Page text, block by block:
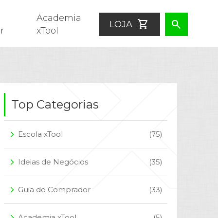
Academia
xTool
LOJA shopping_cart search
Top Categorias
arrow_forward_ios Escola xTool (75)
arrow_forward_ios Ideias de Negócios (35)
arrow_forward_ios Guia do Comprador (33)